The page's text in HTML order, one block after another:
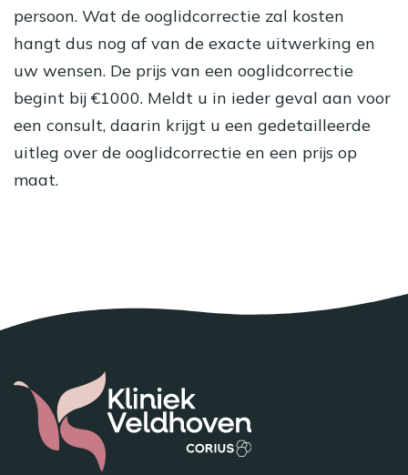
persoon. Wat de ooglidcorrectie zal kosten
hangt dus nog af van de exacte uitwerking en
uw wensen. De prijs van een ooglidcorrectie
begint bij €1000. Meldt u in ieder geval aan voor
een consult, daarin krijgt u een gedetailleerde
uitleg over de ooglidcorrectie en een prijs op
maat.